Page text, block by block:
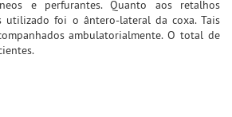
e perfurantes. Quanto aos retalhos
utilizado foi o ântero-lateral da coxa. Tais
ambulatorialmente. O total de